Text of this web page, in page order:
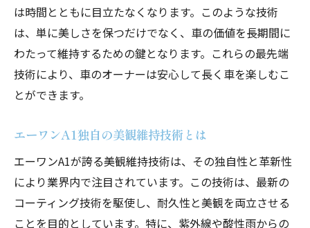
は時間とともに目立たなくなります。このような技術
は、単に美しさを保つだけでなく、車の価値を長期間に
わたって維持するための鍵となります。これらの最先端
技術により、車のオーナーは安心して長く車を楽しむこ
とができます。
エーワンA1独自の美観維持技術とは
エーワンA1が誇る美観維持技術は、その独自性と革新性
により業界内で注目されています。この技術は、最新の
コーティング技術を駆使し、耐久性と美観を両立させる
ことを目的としています。特に、紫外線や酸性雨からの